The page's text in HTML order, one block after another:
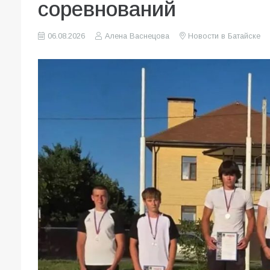
соревнований
06.08.2026 Алена Васнецова Новости в Батайске